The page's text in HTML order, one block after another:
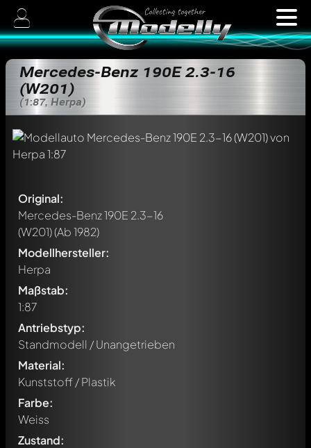
Mercedes-Benz 190E 2.3-16
(W201)
(1:87, Herpa)
Original:
Mercedes-Benz 190E 2.3-16
(W201)(Ab 1982)
Modellhersteller:
Herpa
Maßstab:
1:87
Antriebstyp:
Standmodell / Unangetrieben
Material:
Kunststoff / Plastik
Farbe:
Weiss
Zustand: